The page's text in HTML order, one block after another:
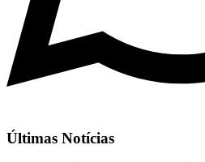
Últimas Notícias